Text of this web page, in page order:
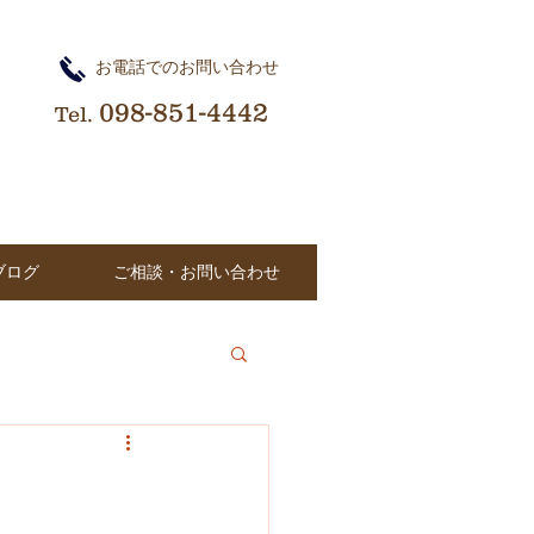
​お電話でのお問い合わせ
Tel. 098-851-4442
ログ ご相談・お問い合わせ